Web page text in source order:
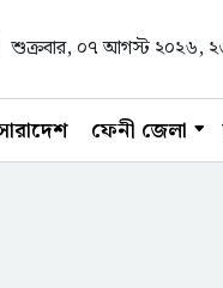
শুক্রবার, ০৭ আগস্ট ২০২৬,
ফেনী জেলা